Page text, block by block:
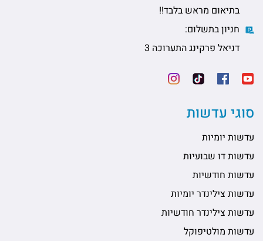
בתיאום מראש בלבד!!
חניון בתשלום:
דניאל פרקינג התערוכה 3
סוגי עדשות
עדשות יומיות
עדשות דו שבועיות
עדשות חודשיות
עדשות צילינדר יומיות
עדשות צילינדר חודשיות
עדשות מולטיפוקל